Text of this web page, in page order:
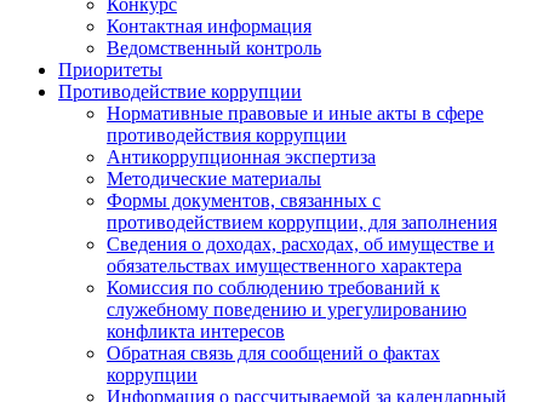
Конкурс
Контактная информация
Ведомственный контроль
Приоритеты
Противодействие коррупции
Нормативные правовые и иные акты в сфере
противодействия коррупции
Антикоррупционная экспертиза
Методические материалы
Формы документов, связанных с
противодействием коррупции, для заполнения
Сведения о доходах, расходах, об имуществе и
обязательствах имущественного характера
Комиссия по соблюдению требований к
служебному поведению и урегулированию
конфликта интересов
Обратная связь для сообщений о фактах
коррупции
Информация о рассчитываемой за календарный